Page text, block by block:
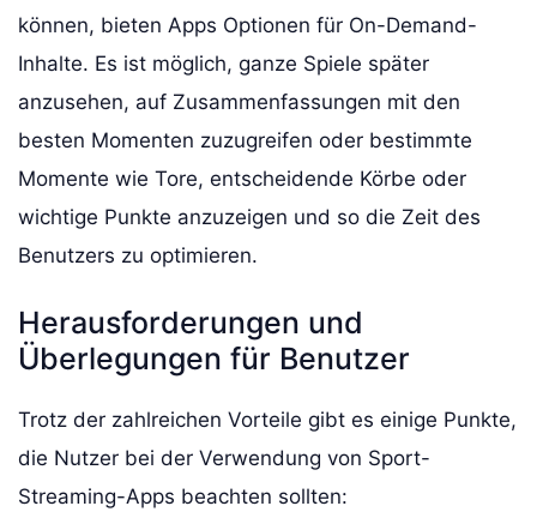
können, bieten Apps Optionen für On-Demand-
Inhalte. Es ist möglich, ganze Spiele später
anzusehen, auf Zusammenfassungen mit den
besten Momenten zuzugreifen oder bestimmte
Momente wie Tore, entscheidende Körbe oder
wichtige Punkte anzuzeigen und so die Zeit des
Benutzers zu optimieren.
Herausforderungen und
Überlegungen für Benutzer
Trotz der zahlreichen Vorteile gibt es einige Punkte,
die Nutzer bei der Verwendung von Sport-
Streaming-Apps beachten sollten: